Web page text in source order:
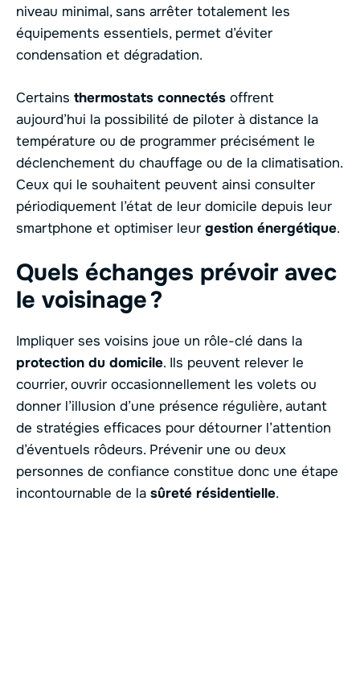
niveau minimal, sans arrêter totalement les
équipements essentiels, permet d’éviter
condensation et dégradation.
Certains thermostats connectés offrent
aujourd’hui la possibilité de piloter à distance la
température ou de programmer précisément le
déclenchement du chauffage ou de la climatisation.
Ceux qui le souhaitent peuvent ainsi consulter
périodiquement l’état de leur domicile depuis leur
smartphone et optimiser leur gestion énergétique.
Quels échanges prévoir avec
le voisinage ?
Impliquer ses voisins joue un rôle-clé dans la
protection du domicile. Ils peuvent relever le
courrier, ouvrir occasionnellement les volets ou
donner l’illusion d’une présence régulière, autant
de stratégies efficaces pour détourner l’attention
d’éventuels rôdeurs. Prévenir une ou deux
personnes de confiance constitue donc une étape
incontournable de la sûreté résidentielle.